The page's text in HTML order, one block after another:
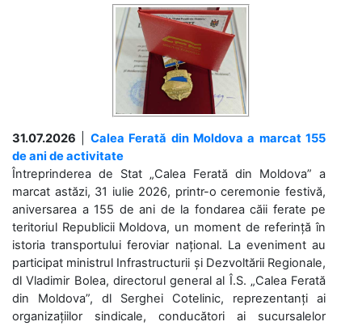
31.07.2026
Calea Ferată din Moldova a marcat 155
de ani de activitate
Întreprinderea de Stat „Calea Ferată din Moldova” a
marcat astăzi, 31 iulie 2026, printr-o ceremonie festivă,
aniversarea a 155 de ani de la fondarea căii ferate pe
teritoriul Republicii Moldova, un moment de referință în
istoria transportului feroviar național. La eveniment au
participat ministrul Infrastructurii și Dezvoltării Regionale,
dl Vladimir Bolea, directorul general al Î.S. „Calea Ferată
din Moldova”, dl Serghei Cotelinic, reprezentanți ai
organizațiilor sindicale, conducători ai sucursalelor